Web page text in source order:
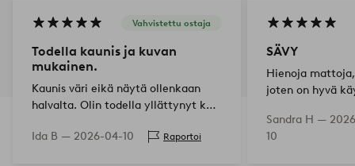
Vahvistettu ostaja
Todella kaunis ja kuvan
mukainen.
Kaunis väri eikä näytä ollenkaan
halvalta. Olin todella yllättynyt kun
Ida B — 2026-04-10 Raportoi
SÄVY
Hienoja
joten on hyvä
Sandra H —
10